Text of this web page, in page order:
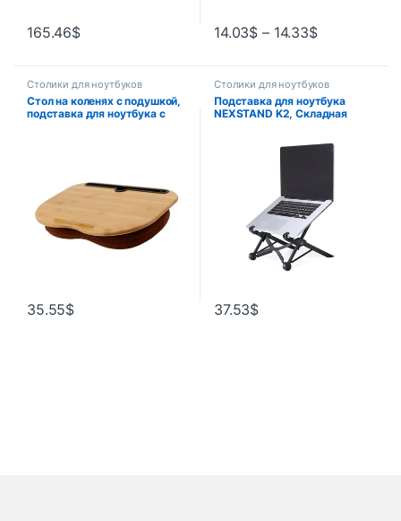
165.46$ 14.03$ – 14.33$
Столики для ноутбуков
Стол на коленях с подушкой,
подставка для ноутбука с
35.55$
Столики для ноутбуков
Подставка для ноутбука
NEXSTAND K2, Складная
регулируемый по высоте
кронштейн, аксессуары для
ноутбука, охлаждающий
37.53$